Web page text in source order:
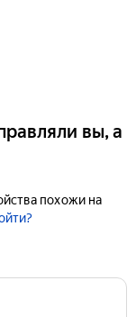
вы, а
похожи на